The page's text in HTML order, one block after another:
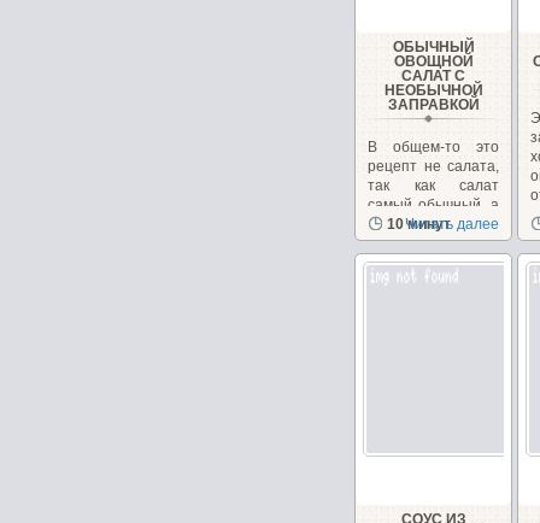
ОБЫЧНЫЙ
ОВОЩНОЙ
САЛАТ С
НЕОБЫЧНОЙ
ЗАПРАВКОЙ
В общем-то это
рецепт не салата,
так как салат
самый обычный, а
рецепт заправки.
10 минут
Читать далее
СОУС ИЗ